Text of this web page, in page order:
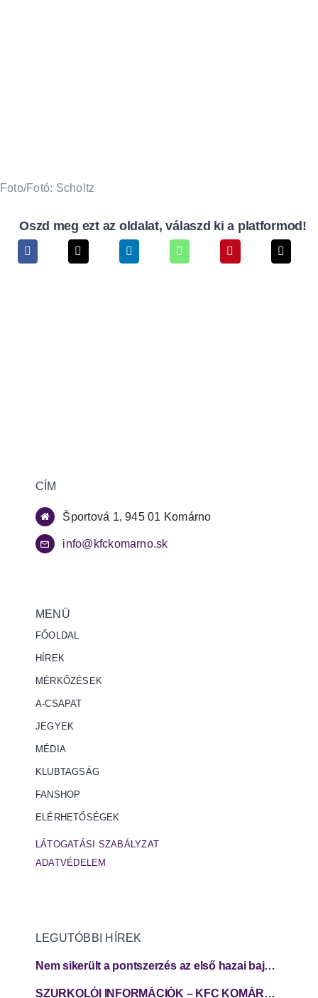
Foto/Fotó: Scholtz
Oszd meg ezt az oldalat, válaszd ki a platformod!
CÍM
Športová 1, 945 01 Komárno
info@kfckomarno.sk
LEGUTÓBBI HÍREK
Nem sikerült a pontszerzés az első hazai bajnokin
SZURKOLÓI INFORMÁCIÓK – KFC KOMÁRNO – FC SPARTAK TRNAVA
MENÜ
FŐOLDAL
HÍREK
MÉRKŐZÉSEK
A-CSAPAT
JEGYEK
MÉDIA
KLUBTAGSÁG
FANSHOP
ELÉRHETŐSÉGEK
LÁTOGATÁSI SZABÁLYZAT
ADATVÉDELEM